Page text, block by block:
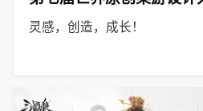
灵感，创造，成长！